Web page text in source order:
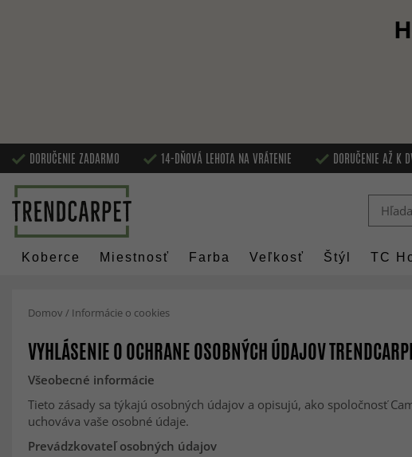
DORUČENIE ZADARMO 14-DŇOVÁ LEHOTA NA VRÁTENIE DORUČENIE AŽ K
Koberce Miestnosť Farba Veľkosť Štýl TC
Domov / Informácie o cookies
VYHLÁSENIE O OCHRANE OSOBNÝCH ÚDAJOV
Všeobecné informácie
Tieto zásady sa týkajú osobných údajov a opisujú, ako spoločnosť
uchováva vaše osobné údaje.
Prevádzkovateľ osobných údajov